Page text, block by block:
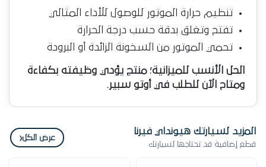
تنظيم حرارة الموتور للوصول للأداء المثالي
تفتح وتغلق بدقة حسب درجة الحرارة
تحمي الموتور من السخونة الزائدة أو البرودة
الحل الأنسب للميزانية؛ منتج يؤدي وظيفته بكفاءة
ومتاح الآن للطلب في أوتو سبير.
المزيد لسيارتك هيونداي فيرنا
قطع إضافية قد تحتاجها لسيارتك
عرض الكل‹